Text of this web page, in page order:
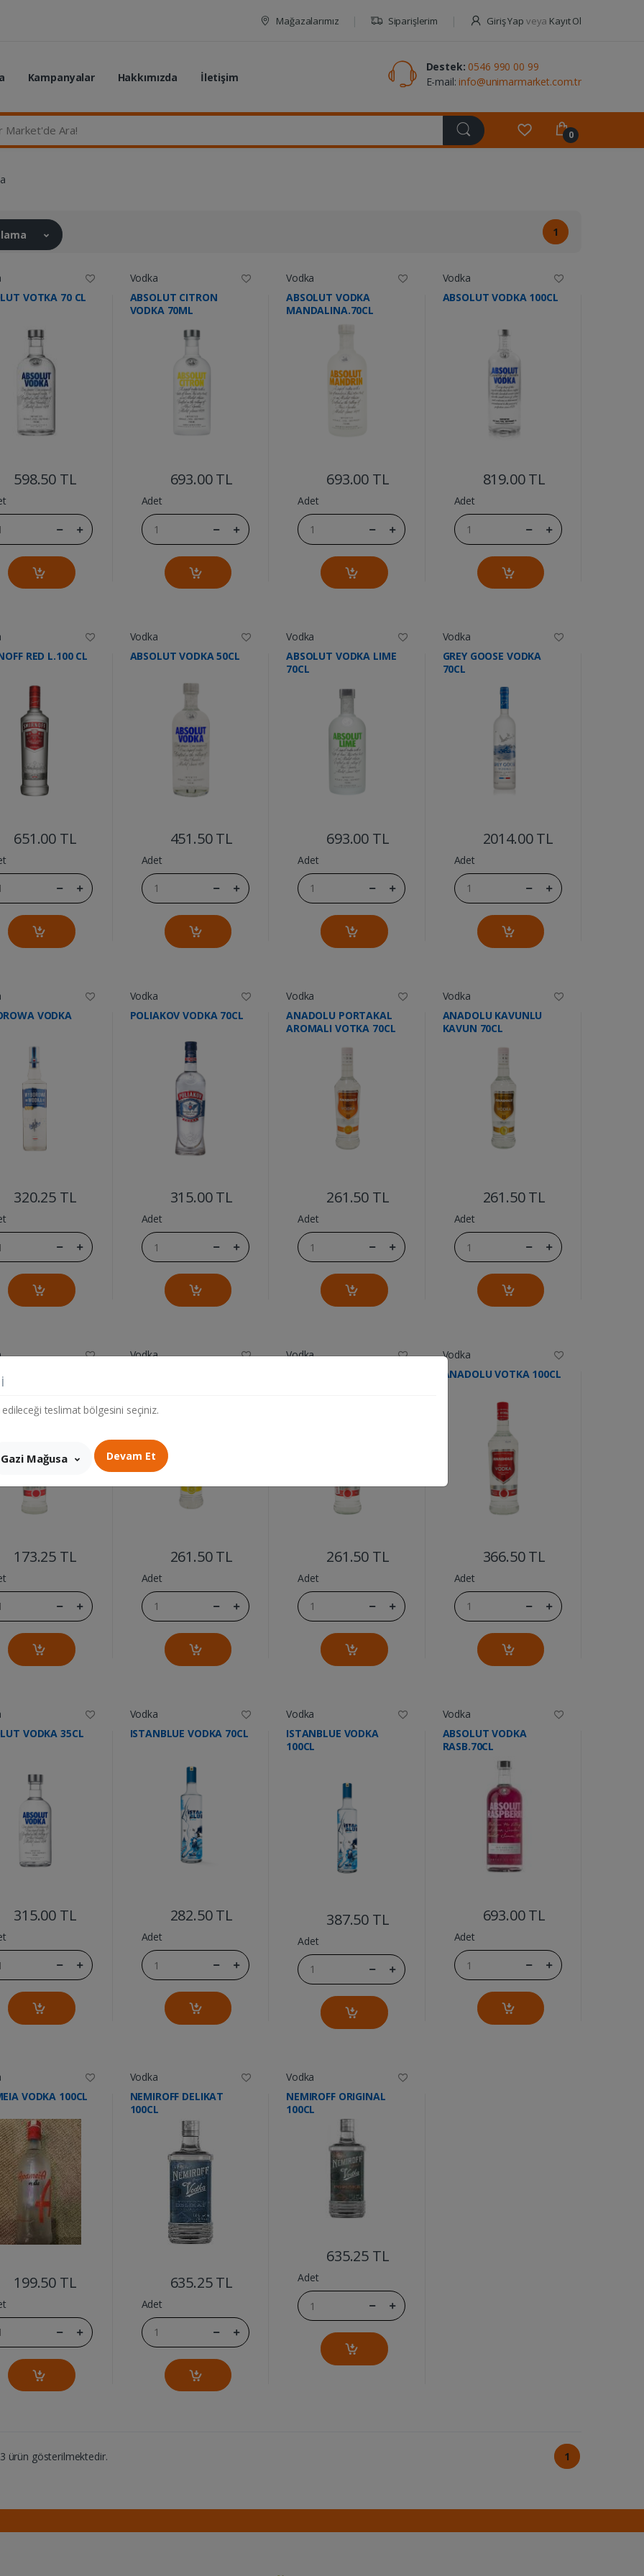
Mağazalarımız Siparişlerim Giriş Yap veya Kayıt Ol
Kampanyalar Hakkımızda İletişim
Destek: 0546 990 00 99
E-mail: info@unimarmarket.com.tr
Ara...
0
1
VOTKA 70 CL
598.50 TL
Vodka
ABSOLUT CITRON
VODKA 70ML
693.00 TL
Adet
Vodka
ABSOLUT VODKA
MANDALINA.70CL
693.00 TL
Adet
Vodka
ABSOLUT VODKA 100CL
819.00 TL
Adet
RED L.100 CL
651.00 TL
Vodka
ABSOLUT VODKA 50CL
451.50 TL
Adet
Vodka
ABSOLUT VODKA LIME
70CL
693.00 TL
Adet
Vodka
GREY GOOSE VODKA
70CL
2014.00 TL
Adet
VODKA
320.25 TL
Vodka
POLIAKOV VODKA 70CL
315.00 TL
Adet
Vodka
ANADOLU PORTAKAL
AROMALI VOTKA 70CL
261.50 TL
Adet
Vodka
ANADOLU KAVUNLU
KAVUN 70CL
261.50 TL
Adet
VOTKA 35CL
173.25 TL
Vodka
261.50 TL
Adet
Vodka
261.50 TL
Adet
Vodka
ANADOLU VOTKA 100CL
366.50 TL
Adet
VODKA 35CL
315.00 TL
Vodka
ISTANBLUE VODKA 70CL
282.50 TL
Adet
Vodka
ISTANBLUE VODKA
100CL
387.50 TL
Adet
Vodka
ABSOLUT VODKA
RASB.70CL
693.00 TL
Adet
VODKA 100CL
199.50 TL
Vodka
NEMIROFF DELIKAT
100CL
635.25 TL
Adet
Vodka
NEMIROFF ORIGINAL
100CL
635.25 TL
Adet
ürün gösterilmektedir. 1
teslimat bölgesini seçiniz.
Gazi Mağusa Devam Et